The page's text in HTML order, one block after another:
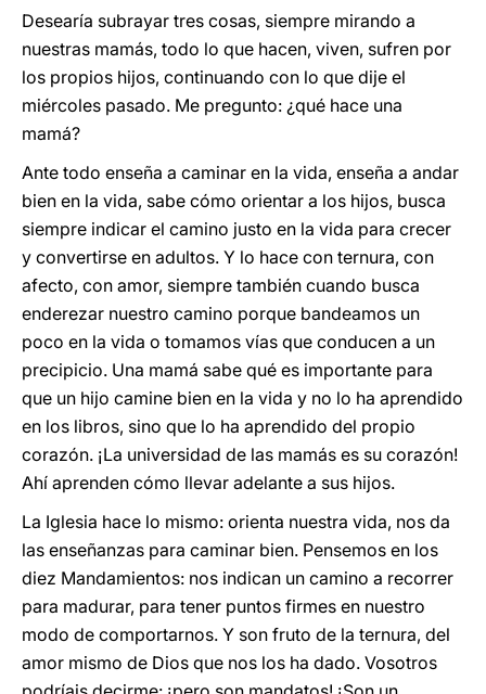
Desearía subrayar tres cosas, siempre mirando a
nuestras mamás, todo lo que hacen, viven, sufren por
los propios hijos, continuando con lo que dije el
miércoles pasado. Me pregunto: ¿qué hace una
mamá?
Ante todo enseña a caminar en la vida, enseña a andar
bien en la vida, sabe cómo orientar a los hijos, busca
siempre indicar el camino justo en la vida para crecer
y convertirse en adultos. Y lo hace con ternura, con
afecto, con amor, siempre también cuando busca
enderezar nuestro camino porque bandeamos un
poco en la vida o tomamos vías que conducen a un
precipicio. Una mamá sabe qué es importante para
que un hijo camine bien en la vida y no lo ha aprendido
en los libros, sino que lo ha aprendido del propio
corazón. ¡La universidad de las mamás es su corazón!
Ahí aprenden cómo llevar adelante a sus hijos.
La Iglesia hace lo mismo: orienta nuestra vida, nos da
las enseñanzas para caminar bien. Pensemos en los
diez Mandamientos: nos indican un camino a recorrer
para madurar, para tener puntos firmes en nuestro
modo de comportarnos. Y son fruto de la ternura, del
amor mismo de Dios que nos los ha dado. Vosotros